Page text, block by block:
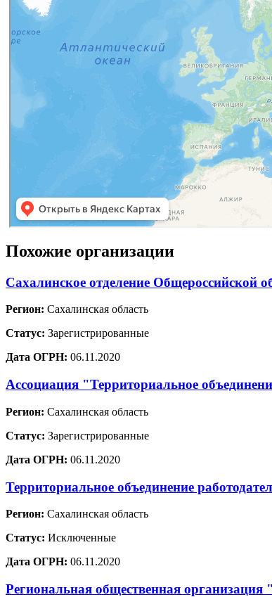
Похожие организации
Сахалинское отделение Общероссийской
Регион: Сахалинская область
Статус: Зарегистрированные
Дата ОГРН: 06.11.2020
Ассоциация "Территориальное
Регион: Сахалинская область
Статус: Зарегистрированные
Дата ОГРН: 06.11.2020
Территориальное объединение
Регион: Сахалинская область
Статус: Исключенные
Дата ОГРН: 06.11.2020
Региональная общественная организация